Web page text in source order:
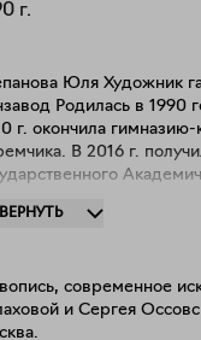
г.
Юля Художник
году в г. Витебске, Беларусь. В
г. окончила
г. получила диплом Московского
А.Т. И Оссовского С.П.) С 2013 по
творчества лежит исследование
индивида как
современное
и Сергея